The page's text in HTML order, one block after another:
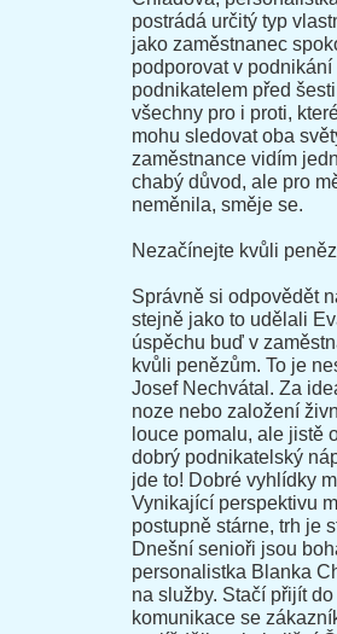
postrádá určitý typ
jako zaměstnanec
podporovat v
podnikatelem před
všechny pro i proti,
mohu sledovat oba
zaměstnance vidím
chabý důvod, ale pro
neměnila, směje se.
Nezačínejte kvůli
Správně si odpovědět
stejně jako to udělali
úspěchu buď v
kvůli penězům. To je
Josef Nechvátal. Za
noze nebo založení
louce pomalu, ale jistě
dobrý podnikatelský
jde to! Dobré vyhlídky
Vynikající perspektivu
postupně stárne, trh je
Dnešní senioři jsou
personalistka Blanka
na služby. Stačí přijít
komunikace se